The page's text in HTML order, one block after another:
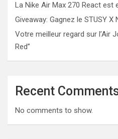
La Nike Air Max 270 React est
Giveaway: Gagnez le STUSY X
Votre meilleur regard sur l’Air
Red”
Recent
No comments to show.